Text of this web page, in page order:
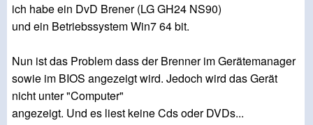
ich habe ein DvD Brener (LG GH24 NS90)
und ein Betriebssystem Win7 64 bit.
Nun ist das Problem dass der Brenner im Gerätemanager
sowie im BIOS angezeigt wird. Jedoch wird das Gerät
nicht unter "Computer"
angezeigt. Und es liest keine Cds oder DVDs...